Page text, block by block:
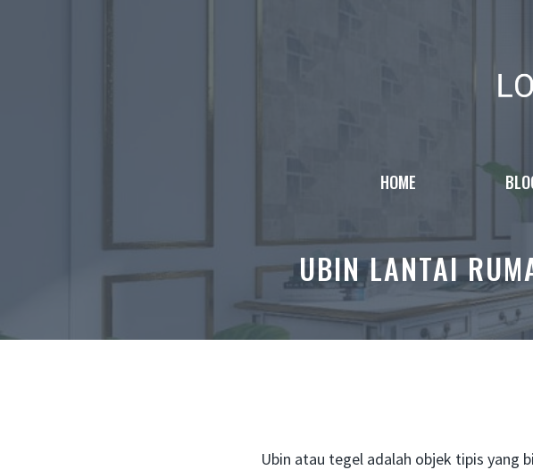
HOME
UBIN LANTAI
Ubin atau tegel adalah objek tipis yang